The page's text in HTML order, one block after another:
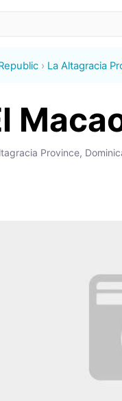
La Altagracia
Province,